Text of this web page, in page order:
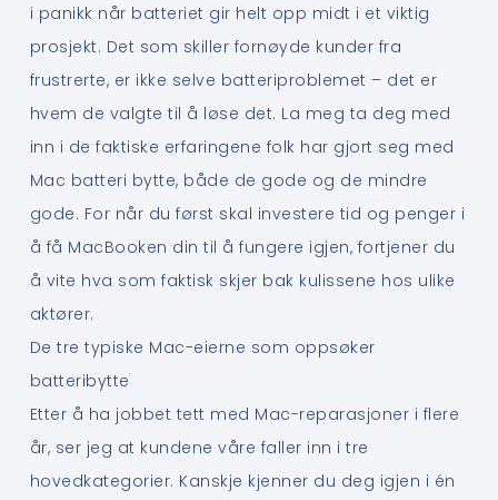
i panikk når batteriet gir helt opp midt i et viktig
prosjekt. Det som skiller fornøyde kunder fra
frustrerte, er ikke selve batteriproblemet – det er
hvem de valgte til å løse det. La meg ta deg med
inn i de faktiske erfaringene folk har gjort seg med
Mac batteri bytte, både de gode og de mindre
gode. For når du først skal investere tid og penger i
å få MacBooken din til å fungere igjen, fortjener du
å vite hva som faktisk skjer bak kulissene hos ulike
aktører.
De tre typiske Mac-eierne som oppsøker
batteribytte
Etter å ha jobbet tett med Mac-reparasjoner i flere
år, ser jeg at kundene våre faller inn i tre
hovedkategorier. Kanskje kjenner du deg igjen i én